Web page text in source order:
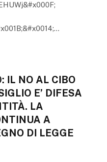
IL NO AL CIBO
E’ DIFESA
LA
A
DI LEGGE